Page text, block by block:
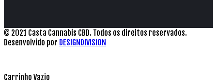
© 2021 Casta Cannabis CBD. Todos os direitos reservados.
Desenvolvido por DESIGNDIVISION
Carrinho Vazio